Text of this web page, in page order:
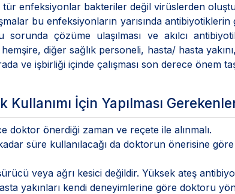
tür enfeksiyonlar bakteriler değil virüslerden
bu enfeksiyonların yarısında
çözüme ulaşılması ve akılcı
diğer sağlık personeli, hasta/ hasta
ve işbirliği içinde çalışması son derece önem
İçin Yapılması
doktor önerdiği zaman ve reçete ile alınmalı.
süre kullanılacağı da doktorun önerisine göre
veya ağrı kesici değildir. Yüksek ateş
yakınları kendi deneyimlerine göre doktoru